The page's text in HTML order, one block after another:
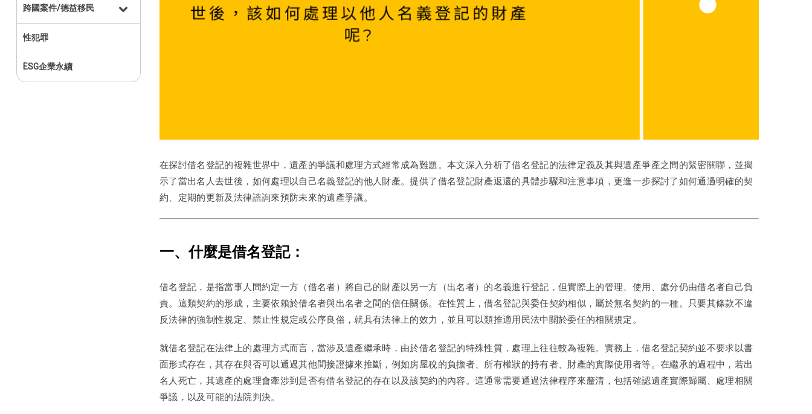
跨國案件/德益移民
性犯罪
ESG企業永續
在探討借名登記的複雜世界中，遺產的爭議和處理方式經常成為難題。本文深入分析了借名登記的法律定義及其與遺產爭產之間的緊密關聯，並揭
示了當出名人去世後，如何處理以自己名義登記的他人財產。提供了借名登記財產返還的具體步驟和注意事項，更進一步探討了如何通過明確的契
約、定期的更新及法律諮詢來預防未來的遺產爭議。
一、什麼是借名登記：
借名登記，是指當事人間約定一方（借名者）將自己的財產以另一方（出名者）的名義進行登記，但實際上的管理、使用、處分仍由借名者自己負
責。這類契約的形成，主要依賴於借名者與出名者之間的信任關係。在性質上，借名登記與委任契約相似，屬於無名契約的一種。只要其條款不違
反法律的強制性規定、禁止性規定或公序良俗，就具有法律上的效力，並且可以類推適用民法中關於委任的相關規定。
就借名登記在法律上的處理方式而言，當涉及遺產繼承時，由於借名登記的特殊性質，處理上往往較為複雜。實務上，借名登記契約並不要求以書
面形式存在，其存在與否可以通過其他間接證據來推斷，例如房屋稅的負擔者、所有權狀的持有者、財產的實際使用者等。在繼承的過程中，若出
名人死亡，其遺產的處理會牽涉到是否有借名登記的存在以及該契約的內容。這通常需要通過法律程序來釐清，包括確認遺產實際歸屬、處理相關
爭議，以及可能的法院判決。